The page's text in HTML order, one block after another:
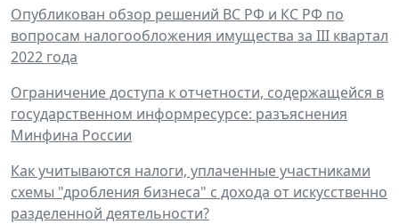
Опубликован обзор решений ВС РФ и КС РФ по
вопросам налогообложения имущества за III квартал
2022 года
Ограничение доступа к отчетности, содержащейся в
государственном информресурсе: разъяснения
Минфина России
Как учитываются налоги, уплаченные участниками
схемы "дробления бизнеса" с дохода от искусственно
разделенной деятельности?